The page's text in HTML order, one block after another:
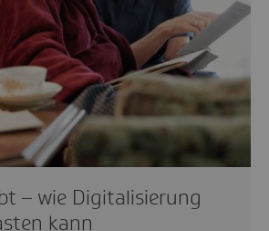
– wie Digitalisierung
kann